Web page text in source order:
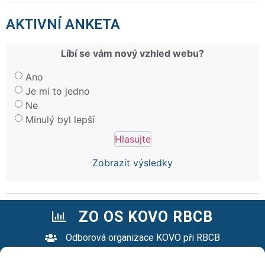
AKTIVNÍ ANKETA
Líbí se vám nový vzhled webu?
Ano
Je mi to jedno
Ne
Minulý byl lepší
Zobrazit výsledky
ZO OS KOVO RBCB
Odborová organizace KOVO při RBCB